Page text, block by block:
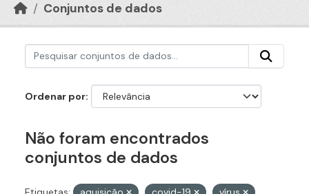
Conjuntos de dados
Ordenar por
Não foram encontrados
conjuntos de dados